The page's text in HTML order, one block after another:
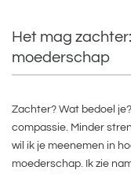
Het mag
moederschap
Zachter? Wat bedoel
compassie. Minder
wil ik je meenemen in
moederschap. Ik zie